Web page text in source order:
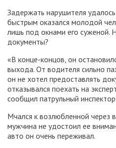
Задержать нарушителя
быстрым оказался молодой
лишь под окнами его суженой.
документы?
«В конце-концов, он
выхода. От водителя сильно
он не хотел предоставлять
отказывался поехать на
сообщил патрульный
Мчался к возлюбленной через
мужчина не удостоил ее
авто он очень переживал.